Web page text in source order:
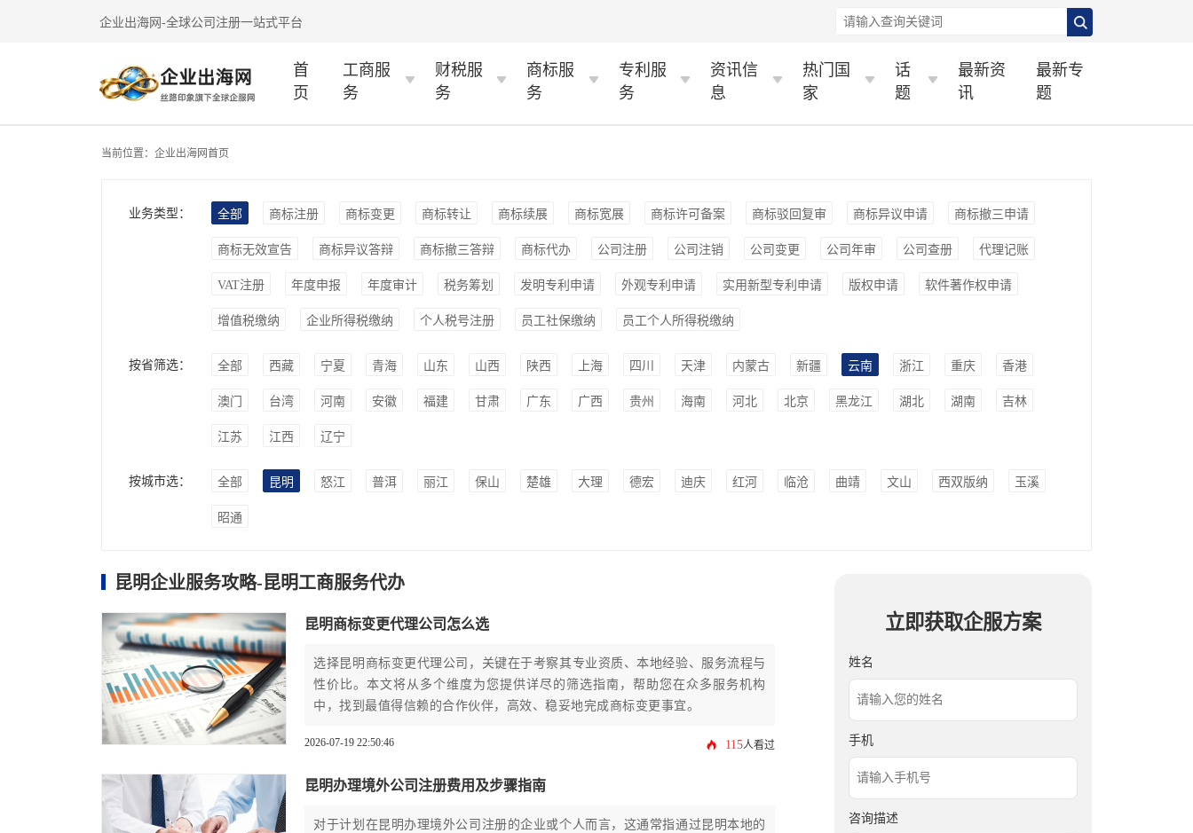
企业出海网-全球公司注册一站式平台
首
页
工商服
务
财税服
务
商标服
务
专利服
务
资讯信
息
热门国
家
话
题
最新资
讯
最新专
题
当前位置： 企业出海网首页
业务类型： 全部 商标注册 商标变更 商标转让 商标续展 商标宽展 商标许可备案 商标驳回复审 商标异议申请 商标撤三申请
商标无效宣告 商标异议答辩 商标撤三答辩 商标代办 公司注册 公司注销 公司变更 公司年审 公司查册 代理记账
VAT注册 年度申报 年度审计 税务筹划 发明专利申请 外观专利申请 实用新型专利申请 版权申请 软件著作权申请
增值税缴纳 企业所得税缴纳 个人税号注册 员工社保缴纳 员工个人所得税缴纳
按省筛选： 全部 西藏 宁夏 青海 山东 山西 陕西 上海 四川 天津 内蒙古 新疆 云南 浙江 重庆 香港
澳门 台湾 河南 安徽 福建 甘肃 广东 广西 贵州 海南 河北 北京 黑龙江 湖北 湖南 吉林
江苏 江西 辽宁
按城市选： 全部 昆明 怒江 普洱 丽江 保山 楚雄 大理 德宏 迪庆 红河 临沧 曲靖 文山 西双版纳 玉溪
昭通
昆明企业服务攻略-昆明工商服务代办
昆明商标变更代理公司怎么选
选择昆明商标变更代理公司，关键在于考察其专业资质、本地经验、服务流程与
性价比。本文将从多个维度为您提供详尽的筛选指南，帮助您在众多服务机构
中，找到最值得信赖的合作伙伴，高效、稳妥地完成商标变更事宜。
2026-07-19 22:50:46 115人看过
昆明办理境外公司注册费用及步骤指南
对于计划在昆明办理境外公司注册的企业或个人而言，这通常指通过昆明本地的
立即获取企服方案
姓名
手机
咨询描述